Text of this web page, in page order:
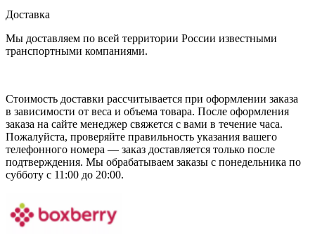
Доставка
Мы доставляем по всей территории России известными
транспортными компаниями.
Стоимость доставки рассчитывается при оформлении заказа
в зависимости от веса и объема товара. После оформления
заказа на сайте менеджер свяжется с вами в течение часа.
Пожалуйста, проверяйте правильность указания вашего
телефонного номера — заказ доставляется только после
подтверждения. Мы обрабатываем заказы с понедельника по
субботу с 11:00 до 20:00.